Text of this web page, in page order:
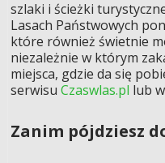
szlaki i ścieżki
Lasach Państwowych
które również świetnie
niezależnie w którym
miejsca, gdzie da się
serwisu Czaswlas.pl lub
Zanim pójdziesz